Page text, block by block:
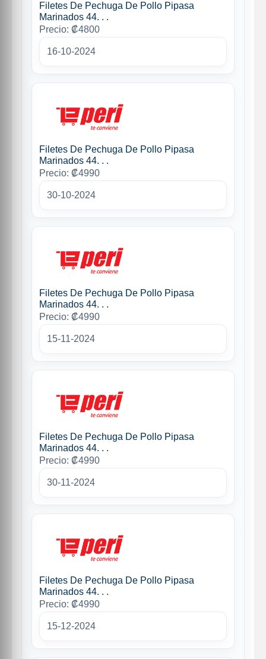
Filetes De Pechuga De Pollo Pipasa
Marinados 44. . .
Precio: ₡4800
16-10-2024
Filetes De Pechuga De Pollo Pipasa
Marinados 44. . .
Precio: ₡4990
30-10-2024
Filetes De Pechuga De Pollo Pipasa
Marinados 44. . .
Precio: ₡4990
15-11-2024
Filetes De Pechuga De Pollo Pipasa
Marinados 44. . .
Precio: ₡4990
30-11-2024
Filetes De Pechuga De Pollo Pipasa
Marinados 44. . .
Precio: ₡4990
15-12-2024